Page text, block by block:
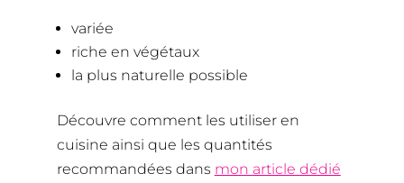
variée
riche en végétaux
la plus naturelle possible
Découvre comment les utiliser en
cuisine ainsi que les quantités
recommandées dans mon article dédié